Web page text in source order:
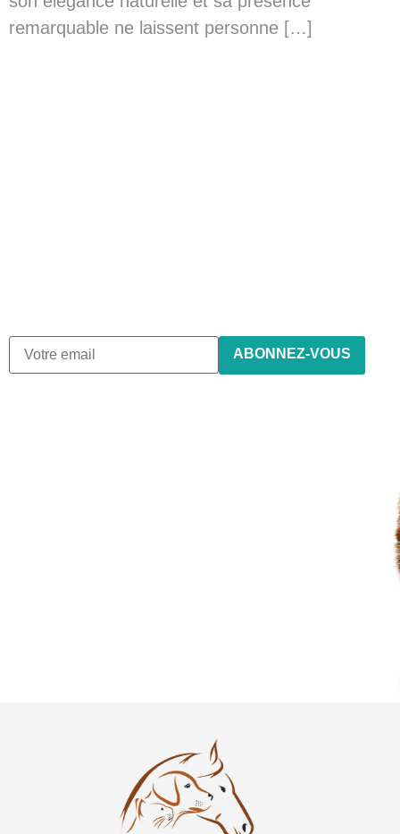
remarquable ne laissent personne […]